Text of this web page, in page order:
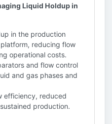
Liquid Holdup in
in the production
reducing flow
operational costs.
and flow control
and gas phases and
efficiency, reduced
production.